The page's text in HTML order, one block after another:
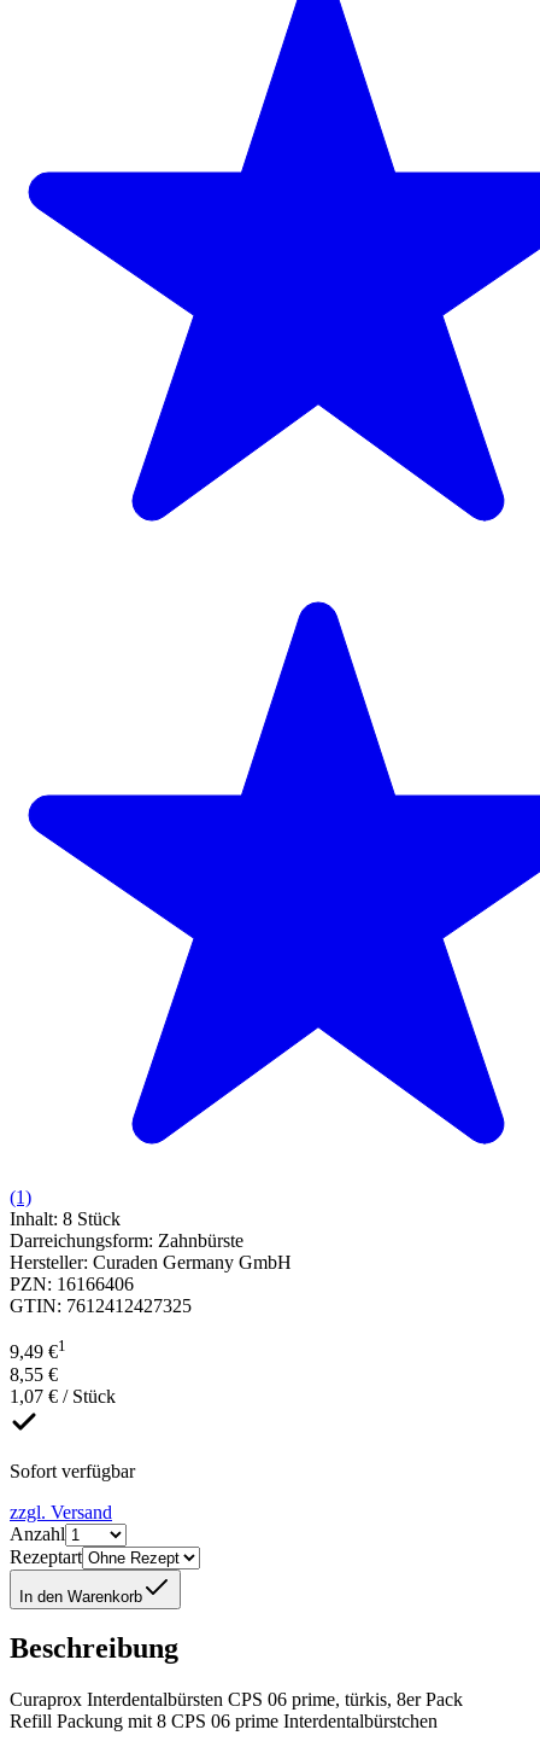
(1)
Inhalt: 8 Stück
Darreichungsform: Zahnbürste
Hersteller: Curaden Germany GmbH
PZN: 16166406
GTIN: 7612412427325
9,49 €1
8,55 €
1,07 € / Stück
Sofort verfügbar
zzgl. Versand
Anzahl
Rezeptart
In den Warenkorb
Beschreibung
Curaprox Interdentalbürsten CPS 06 prime, türkis, 8er Pack
Refill Packung mit 8 CPS 06 prime Interdentalbürstchen